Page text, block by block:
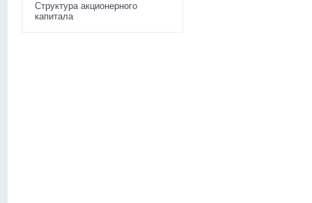
Структура акционерного
капитала